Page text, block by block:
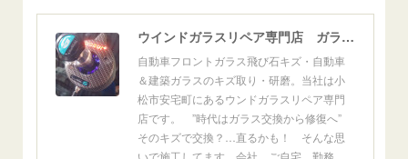
ウインドガラスリペア専門店 ガラスリペア・ヨシダ グラスウェルドジャパン 正規施工店 小松市
自動車フロントガラス飛び石キズ・自動車
＆建築ガラスのキズ取り・研磨。当社は小
松市安宅町にあるウンドガラスリペア専門
店です。 ”時代はガラス交換から修復へ”
そのキズで交換？…直るかも！ そんな思
いで施工してます。会社、ご自宅、勤務